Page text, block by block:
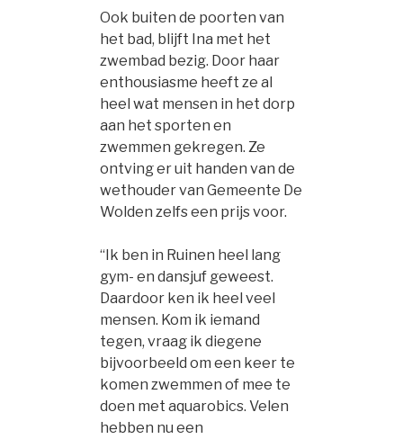
Ook buiten de poorten van
het bad, blijft Ina met het
zwembad bezig. Door haar
enthousiasme heeft ze al
heel wat mensen in het dorp
aan het sporten en
zwemmen gekregen. Ze
ontving er uit handen van de
wethouder van Gemeente De
Wolden zelfs een prijs voor.
“Ik ben in Ruinen heel lang
gym- en dansjuf geweest.
Daardoor ken ik heel veel
mensen. Kom ik iemand
tegen, vraag ik diegene
bijvoorbeeld om een keer te
komen zwemmen of mee te
doen met aquarobics. Velen
hebben nu een